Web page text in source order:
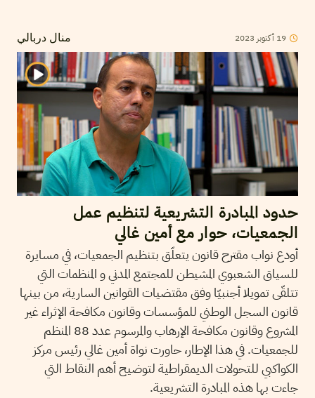
منال دربالي 19 أكتوبر 2023
حدود المبادرة التشريعية لتنظيم عمل
الجمعيات، حوار مع أمين غالي
أودع نواب مقترح قانون يتعلّق بتنظيم الجمعيات، في مسايرة
للسياق الشعبوي المشيطن للمجتمع المدني و المنظمات التي
تتلقّى تمويلا أجنبيّا وفق مقتضيات القوانين السارية، من بينها
قانون السجل الوطني للمؤسسات وقانون مكافحة الإثراء غير
المشروع وقانون مكافحة الإرهاب والمرسوم عدد 88 المنظم
للجمعيات. في هذا الإطار، حاورت نواة أمين غالي رئيس مركز
الكواكبي للتحولات الديمقراطية لتوضيح أهم النقاط التي
جاءت بها هذه المبادرة التشريعية.